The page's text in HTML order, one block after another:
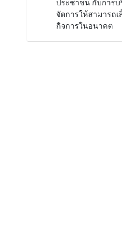
จัดการให้สามารถเ
กิจการในอนาคต